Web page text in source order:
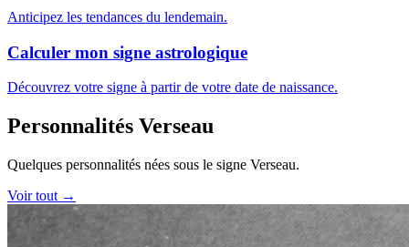
Anticipez les tendances du lendemain.
Calculer mon signe astrologique
Découvrez votre signe à partir de votre date de naissance.
Personnalités Verseau
Quelques personnalités nées sous le signe Verseau.
Voir tout →